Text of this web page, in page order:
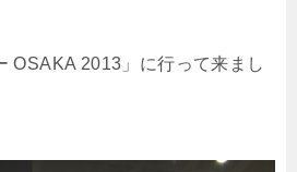
OSAKA 2013」に行って来まし